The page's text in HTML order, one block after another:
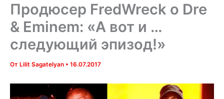
Продюсер FredWreck о Dre
& Eminem: «А вот и …
следующий эпизод!»
От Lilit Sagatelyan • 16.07.2017